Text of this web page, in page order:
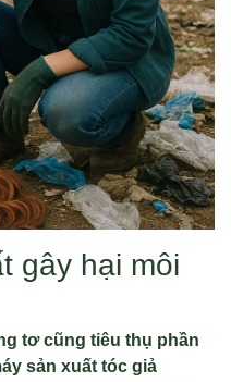
gây hại môi
tơ cũng tiêu thụ phần
sản xuất tóc giả